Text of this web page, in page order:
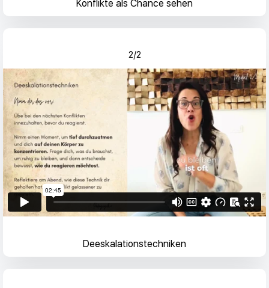
Konflikte als Chance sehen
2/2
Deeskalationstechniken